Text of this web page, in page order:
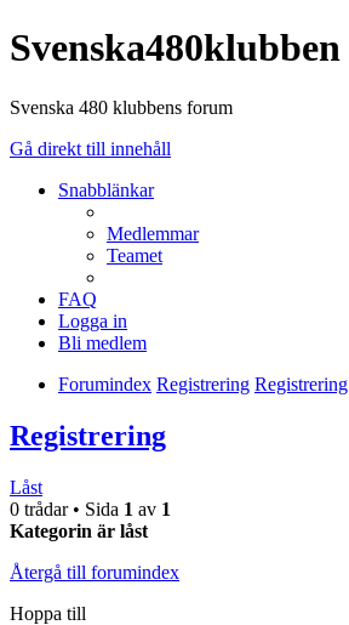
Svenska480klubben
Svenska 480 klubbens forum
Gå direkt till innehåll
Snabblänkar
Medlemmar
Teamet
FAQ
Logga in
Bli medlem
Forumindex Registrering Registrering
Registrering
Låst
0 trådar • Sida 1 av 1
Kategorin är låst
Återgå till forumindex
Hoppa till